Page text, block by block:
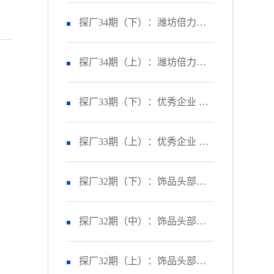
市企业精益标杆生产线效率提
升40%？
探厂34期（下）：潍坊倍力汽
车零部件有限公司 如何让生产
效率提升43%？
探厂34期（上）：潍坊倍力汽
车零部件有限公司 如何让订单
准交率提升43%？
探厂33期（下）：优秀企业 盛
央电气 | 通过管理变革，让订单
准交率提升到95%以上！
探厂33期（上）：优秀企业 盛
央电气 | 通过精益生产，让产线
产能提升83%！
探厂32期（下）：饰品头部企
业 贝菲饰品 | 通过品质改善，
让失败成本异常递减70%！
探厂32期（中）：饰品头部企
业 贝菲饰品 | 通过交付改善，
探厂32期（上）：饰品头部企